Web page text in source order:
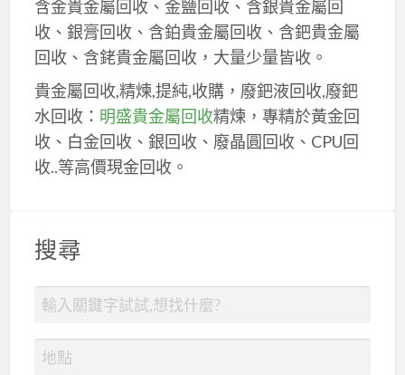
含金貴金屬回收、金鹽回收、含銀貴金屬回
收、銀膏回收、含鉑貴金屬回收、含鈀貴金屬
回收、含銠貴金屬回收，大量少量皆收。
貴金屬回收,精煉,提純,收購，廢鈀液回收,廢鈀
水回收： 明盛貴金屬回收精煉，專精於黃金回
收、白金回收、銀回收、廢晶圓回收、CPU回
收..等高價現金回收。
搜尋